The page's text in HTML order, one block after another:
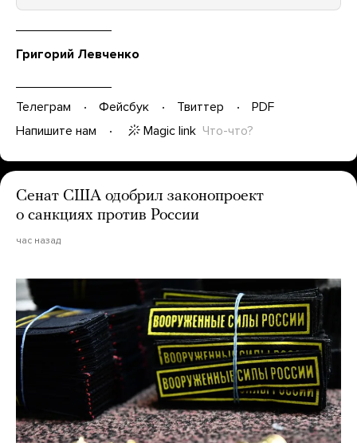
Григорий Левченко
Телеграм Фейсбук Твиттер
PDF
Напишите нам
Magic link Что-что?
Сенат США одобрил законопроект
о санкциях против России
час назад